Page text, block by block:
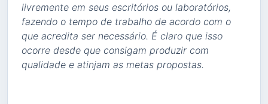
livremente em seus escritórios ou laboratórios,
fazendo o tempo de trabalho de acordo com o
que acredita ser necessário. É claro que isso
ocorre desde que consigam produzir com
qualidade e atinjam as metas propostas.